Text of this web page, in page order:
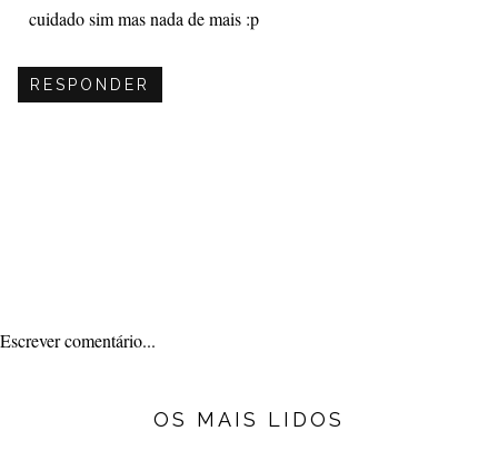
cuidado sim mas nada de mais :p
RESPONDER
Escrever comentário...
OS MAIS LIDOS